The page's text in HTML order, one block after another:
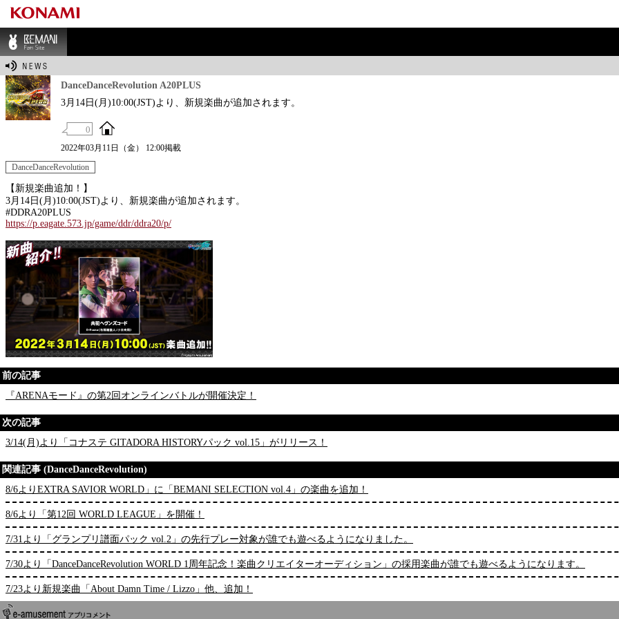
BEMANI Fan Sit
DanceDanceRevolution A20PLUS
3月14日(月)10:00(JST)より、新規楽曲が追加されます。
0
2022年03月11日（金） 12:00掲載
DanceDanceRevolution
【新規楽曲追加！】
3月14日(月)10:00(JST)より、新規楽曲が追加されます。
#DDRA20PLUS
https://p.eagate.573.jp/game/ddr/ddra20/p/
前の記事
『ARENAモード』の第2回オンラインバトルが開催決定！
次の記事
3/14(月)より「コナステ GITADORA HISTORYパック vol.15」がリリース！
関連記事 (DanceDanceRevolution)
8/6よりEXTRA SAVIOR WORLD」に「BEMANI SELECTION vol.4」の楽曲を追加！
8/6より「第12回 WORLD LEAGUE」を開催！
7/31より「グランプリ譜面パック vol.2」の先行プレー対象が誰でも遊べるようになりました。
7/30より「DanceDanceRevolution WORLD 1周年記念！楽曲クリエイターオーディション」の採用楽曲が誰でも遊べるようになります。
7/23より新規楽曲「About Damn Time / Lizzo」他、追加！